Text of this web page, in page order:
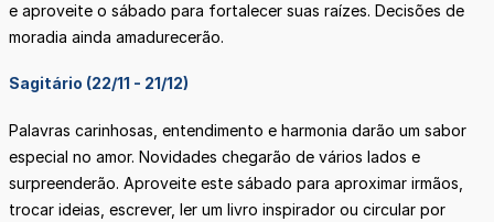
e aproveite o sábado para fortalecer suas raízes. Decisões de
moradia ainda amadurecerão.
Sagitário (22/11 - 21/12)
Palavras carinhosas, entendimento e harmonia darão um sabor
especial no amor. Novidades chegarão de vários lados e
surpreenderão. Aproveite este sábado para aproximar irmãos,
trocar ideias, escrever, ler um livro inspirador ou circular por